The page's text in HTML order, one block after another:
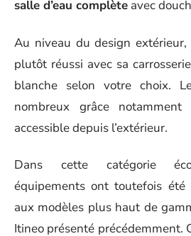
salle d’eau complète avec
Au niveau du design
plutôt réussi avec sa
blanche selon votre choix.
nombreux grâce
accessible depuis l’extérieur.
Dans cette catégorie
équipements ont toutefois été
aux modèles plus haut de
Itineo présenté précédemment.